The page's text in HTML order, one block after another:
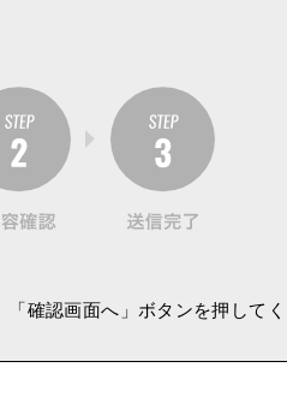
「確認画面へ」ボタンを押して